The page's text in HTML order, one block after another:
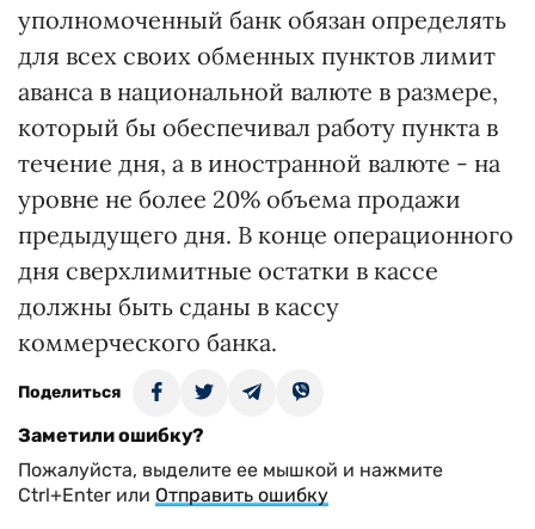
уполномоченный банк обязан определять
для всех своих обменных пунктов лимит
аванса в национальной валюте в размере,
который бы обеспечивал работу пункта в
течение дня, а в иностранной валюте - на
уровне не более 20% объема продажи
предыдущего дня. В конце операционного
дня сверхлимитные остатки в кассе
должны быть сданы в кассу
коммерческого банка.
Поделиться
Заметили ошибку?
Пожалуйста, выделите ее мышкой и нажмите
Ctrl+Enter или Отправить ошибку